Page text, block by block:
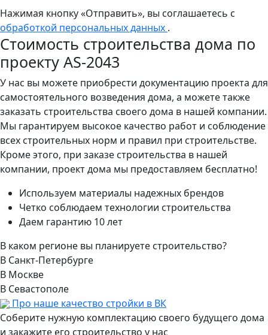
Нажимая кнопку «Отправить», вы соглашаетесь с
обработкой персональных данных .
Стоимость строительства дома по
проекту AS-2043
У нас вы можете приобрести документацию проекта для
самостоятельного возведения дома, а можете также
заказать строительства своего дома в нашей компании.
Мы гарантируем высокое качество работ и соблюдение
всех строительных норм и правил при строительстве.
Кроме этого, при заказе строительства в нашей
компании, проект дома мы предоставляем бесплатно!
Используем материалы надежных брендов
Четко соблюдаем технологии строительства
Даем гарантию 10 лет
В каком регионе вы планируете строительство?
В Санкт-Петербурге
В Москве
В Севастополе
Про наше качество стройки в ВК
Соберите нужную комплектацию своего будущего дома
и закажите его строительство у нас